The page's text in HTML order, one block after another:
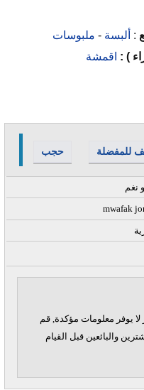
: ألبسة - ملبوسات
) : اقمشة
حجب للمفضلة
نغم
mwafak
يوفر معلومات مؤكدة, قم
والبائعين قبل القيام